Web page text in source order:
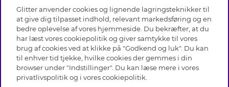
Betingelser
Databeskyttelsespolitik
Cookies
Medlemsbetingelser
Job hos Glitter
Tilbagekaldelse
Gavekortsaldo
OM GLITTER
Black Friday
Vores butikker
Virksomhedens historie
HJÆLP
Ofte stillede spørsmål
Kundeservice
Glitter anvender cookies og lignende lagringsteknikker til
at give dig tilpasset indhold, relevant markedsføring og en
bedre oplevelse af vores hjemmeside. Du bekræfter, at du
har læst vores cookiepolitik og giver samtykke til vores
brug af cookies ved at klikke på "Godkend og luk". Du kan
til enhver tid tjekke, hvilke cookies der gemmes i din
browser under "Indstillinger". Du kan læse mere i vores
privatlivspolitik og i vorescookiepolitik